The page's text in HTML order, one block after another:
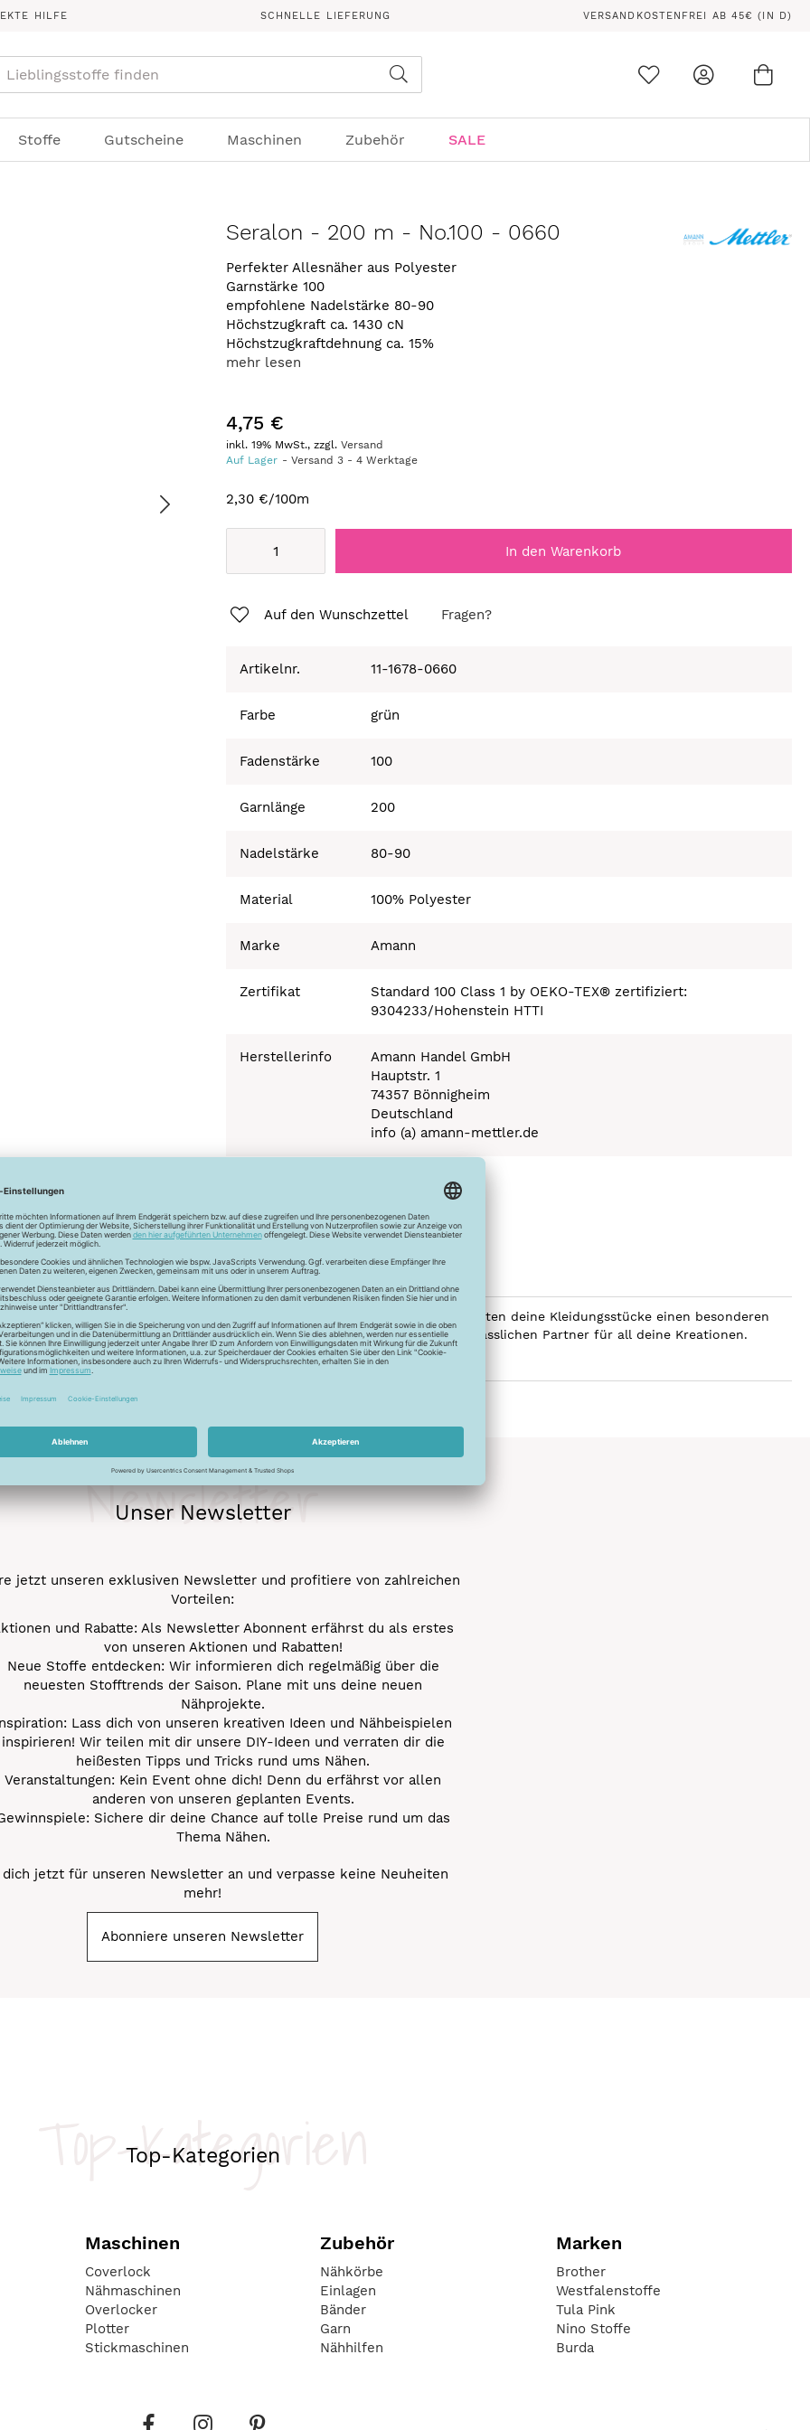
HILFE SCHNELLE LIEFERUNG VERSANDKOSTENFREI AB 45€ (IN D)
Stoffe Gutscheine Maschinen Zubehör SALE
Seralon - 200 m - No.100 - 0660
Perfekter Allesnäher aus Polyester
Garnstärke 100
empfohlene Nadelstärke 80-90
Höchstzugkraft ca. 1430 cN
Höchstzugkraftdehnung ca. 15%
mehr lesen
4,75 €
inkl. 19% MwSt., zzgl.Versand
Auf Lager
Versand3 -4 Werktage
2,30 €/100m
In den Warenkorb
Auf den Wunschzettel Fragen?
Artikelnr. 11-1678-0660
Farbe grün
Fadenstärke 100
Garnlänge 200
Nadelstärke 80-90
Material 100% Polyester
Marke Amann
Zertifikat
Standard 100 Class 1 by OEKO-TEX® zertifiziert:
9304233/Hohenstein HTTI
Herstellerinfo
Amann Handel GmbH
Hauptstr. 1
74357 Bönnigheim
Deutschland
info (a) amann-mettler.de
Seide - Kleider machen Leute. Mit dem Universalfaden SERALON erhalten deine Kleidungsstücke einen besonderen
und die idealen Gleiteigenschaftten machen den Allesnäher zum verlässlichen Partner für all deine Kreationen.
werden.
Unser Newsletter
Newsletter
jetzt unseren exklusiven Newsletter und profitiere von zahlreichen
Vorteilen:
und Rabatte: Als Newsletter Abonnent erfährst du als erstes
von unseren Aktionen und Rabatten!
Neue Stoffe entdecken: Wir informieren dich regelmäßig über die
neuesten Stofftrends der Saison. Plane mit uns deine neuen
Nähprojekte.
Lass dich von unseren kreativen Ideen und Nähbeispielen
inspirieren! Wir teilen mit dir unsere DIY-Ideen und verraten dir die
heißesten Tipps und Tricks rund ums Nähen.
Veranstaltungen: Kein Event ohne dich! Denn du erfährst vor allen
anderen von unseren geplanten Events.
Sichere dir deine Chance auf tolle Preise rund um das
Thema Nähen.
dich jetzt für unseren Newsletter an und verpasse keine Neuheiten
mehr!
Abonniere unseren Newsletter
Top-Kategorien
Top-Kategorien
Maschinen
Coverlock
Nähmaschinen
Overlocker
Plotter
Stickmaschinen
Zubehör
Nähkörbe
Einlagen
Bänder
Garn
Nähhilfen
Marken
Brother
Westfalenstoffe
Tula Pink
Nino Stoffe
Burda